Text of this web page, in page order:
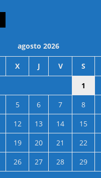
agosto 2026
X J V S
1
5 6 7 8
12 13 14 15
19 20 21 22
26 27 28 29